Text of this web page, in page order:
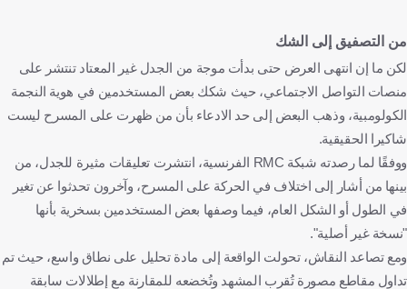
من التصفيق إلى الشك
لكن ما إن انتهى العرض حتى بدأت موجة من الجدل غير المعتاد تنتشر على
منصات التواصل الاجتماعي، حيث شكك بعض المستخدمين في هوية النجمة
الكولومبية، وذهب البعض إلى حد الادعاء بأن من ظهرت على المسرح ليست
شاكيرا الحقيقية.
ووفقًا لما رصدته شبكة RMC الفرنسية، انتشرت تعليقات مثيرة للجدل، من
بينها من أشار إلى اختلاف في الحركة على المسرح، وآخرون تحدثوا عن تغير
في الطول أو الشكل العام، فيما وصفها بعض المستخدمين بسخرية بأنها
"نسخة غير أصلية".
ومع تصاعد النقاش، تحولت الواقعة إلى مادة تحليل على نطاق واسع، حيث تم
تداول مقاطع مصورة تُقرب المشهد وتُخضعه للمقارنة مع إطلالات سابقة